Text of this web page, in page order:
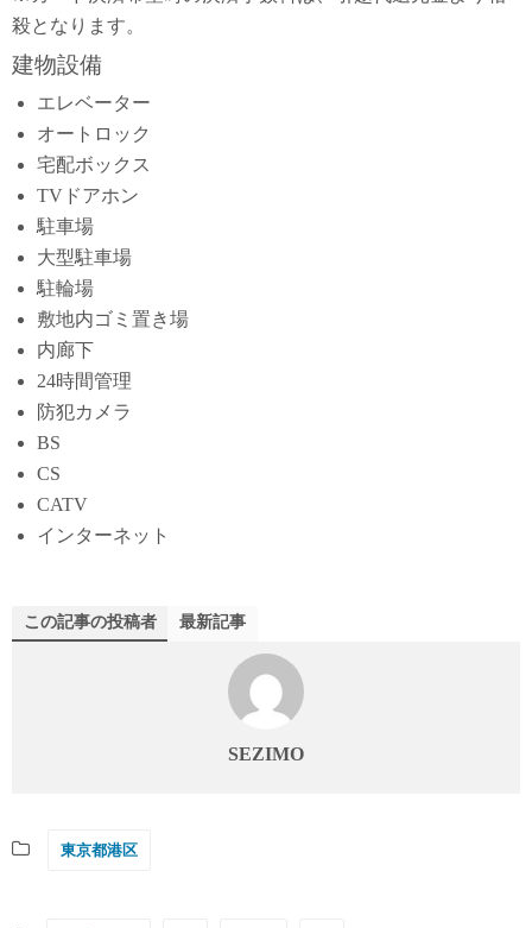
殺となります。
建物設備
エレベーター
オートロック
宅配ボックス
TVドアホン
駐車場
大型駐車場
駐輪場
敷地内ゴミ置き場
内廊下
24時間管理
防犯カメラ
BS
CS
CATV
インターネット
この記事の投稿者 最新記事
SEZIMO
東京都港区